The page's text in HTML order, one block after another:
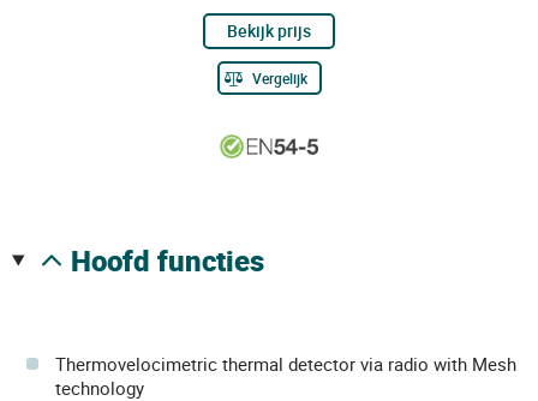
Bekijk prijs
Vergelijk
hoofd functies
Thermovelocimetric thermal detector via radio with Mesh
technology